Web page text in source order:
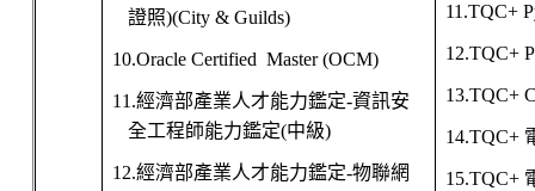
證照)(City & Guilds)
10.Oracle Certified Master (OCM)
11.經濟部產業人才能力鑑定-資訊安
全工程師能力鑑定(中級)
12.經濟部產業人才能力鑑定-物聯網
11.TQC+
12.TQC+
13.TQC+
14.TQC+
15.TQC+